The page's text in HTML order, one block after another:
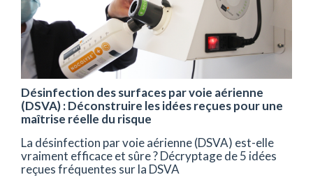
Désinfection des surfaces par voie aérienne
(DSVA) : Déconstruire les idées reçues pour une
maîtrise réelle du risque
La désinfection par voie aérienne (DSVA) est-elle
vraiment efficace et sûre ? Décryptage de 5 idées
reçues fréquentes sur la DSVA